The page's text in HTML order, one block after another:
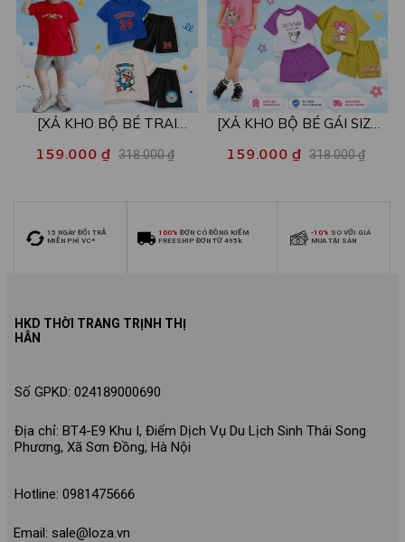
[XẢ KHO BỘ BÉ TRAI
nhiều mẫu - Quần áo bé trai
159.000 ₫ 318.000 ₫
[XẢ KHO BỘ BÉ GÁI SIZE
mẫu - Quần áo bé gái từ 26-
159.000 ₫ 318.000 ₫
15 NGÀY ĐỔI TRẢ
MIỄN PHÍ VC*
100% ĐƠN CÓ ĐỒNG KIỂM
FREESHIP ĐƠN TỪ 495k
-10% SO VỚI GIÁ
MUA TẠI SÀN
HKD THỜI TRANG TRỊNH THỊ
HÂN
Số GPKD: 024189000690
Địa chỉ: BT4-E9 Khu I, Điểm Dịch Vụ Du Lịch Sinh Thái Song
Phương, Xã Sơn Đồng, Hà Nội
Hotline: 0981475666
Email: sale@loza.vn